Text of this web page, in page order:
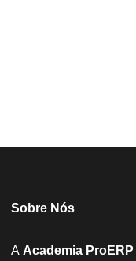
Sobre Nós
A Academia ProERP